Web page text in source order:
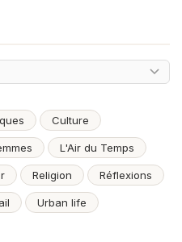
Culture
L'Air du Temps
Religion Réflexions
Urban life